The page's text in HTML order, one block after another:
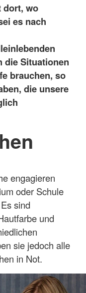
dort, wo
es nach
die Situationen
brauchen, so
die unsere
engagieren
oder Schule
sind
und
sie jedoch alle
in Not.